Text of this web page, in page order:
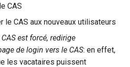
CAS
le CAS aux nouveaux utilisateurs
est forcé, redirige
de login vers le CAS: en effet,
les vacataires puissent